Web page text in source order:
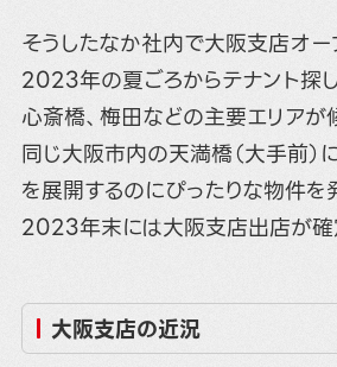
そうしたなか社内で大阪支店オー
2023年の夏ごろからテナント探
心斎橋、梅田などの主要エリアが
同じ大阪市内の天満橋（大手前）
を展開するのにぴったりな物件を
2023年末には大阪支店出店が確
大阪支店の近況